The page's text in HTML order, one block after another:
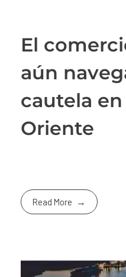
El
aún
cautela
Oriente
Read More